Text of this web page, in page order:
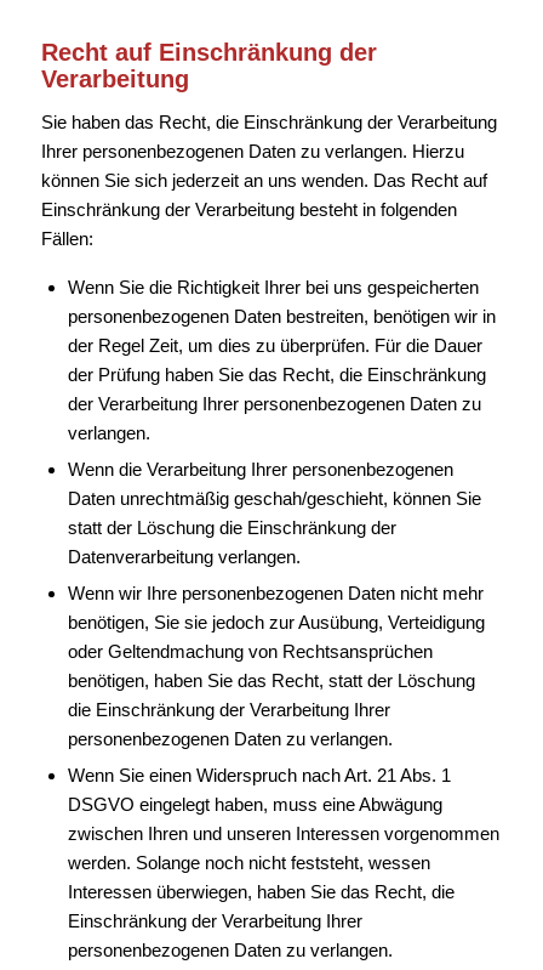
Recht auf Einschränkung der
Verarbeitung
Sie haben das Recht, die Einschränkung der Verarbeitung
Ihrer personenbezogenen Daten zu verlangen. Hierzu
können Sie sich jederzeit an uns wenden. Das Recht auf
Einschränkung der Verarbeitung besteht in folgenden
Fällen:
Wenn Sie die Richtigkeit Ihrer bei uns gespeicherten
personenbezogenen Daten bestreiten, benötigen wir in
der Regel Zeit, um dies zu überprüfen. Für die Dauer
der Prüfung haben Sie das Recht, die Einschränkung
der Verarbeitung Ihrer personenbezogenen Daten zu
verlangen.
Wenn die Verarbeitung Ihrer personenbezogenen
Daten unrechtmäßig geschah/geschieht, können Sie
statt der Löschung die Einschränkung der
Datenverarbeitung verlangen.
Wenn wir Ihre personenbezogenen Daten nicht mehr
benötigen, Sie sie jedoch zur Ausübung, Verteidigung
oder Geltendmachung von Rechtsansprüchen
benötigen, haben Sie das Recht, statt der Löschung
die Einschränkung der Verarbeitung Ihrer
personenbezogenen Daten zu verlangen.
Wenn Sie einen Widerspruch nach Art. 21 Abs. 1
DSGVO eingelegt haben, muss eine Abwägung
zwischen Ihren und unseren Interessen vorgenommen
werden. Solange noch nicht feststeht, wessen
Interessen überwiegen, haben Sie das Recht, die
Einschränkung der Verarbeitung Ihrer
personenbezogenen Daten zu verlangen.